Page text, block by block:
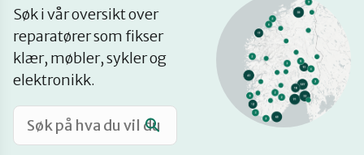
Møt reparatørene
Om oss
Retten til reparasjon
Søk i vår oversikt over
reparatører som fikser
klær, møbler, sykler og
elektronikk.
på
kart